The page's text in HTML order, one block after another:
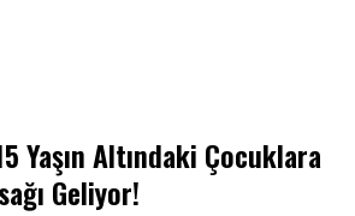
Yaşın Altındaki Çocuklara
Geliyor!